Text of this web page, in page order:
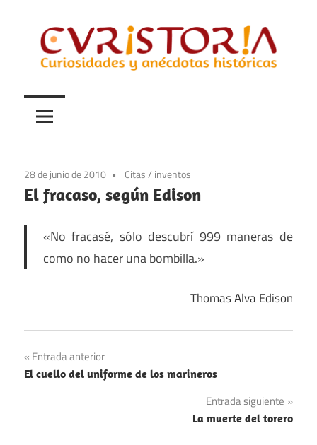
contenido
Curistoria
y
anécdotas
historia
28 de junio de 2010 Citas/ inventos
El fracaso, según Edison
«No fracasé, sólo descubrí 999 maneras de
como no hacer una bombilla.»
Thomas Alva Edison
Navegación
de
Entrada anterior
El cuello del uniforme de los marineros
Entrada siguiente
La muerte del torero